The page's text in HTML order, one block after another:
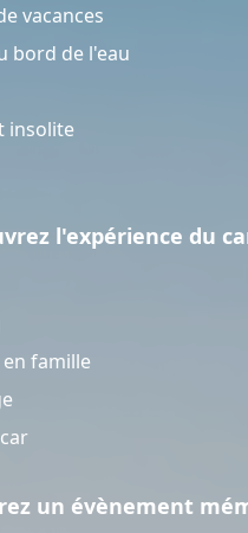
vacances
bord de l'eau
insolite
l'expérience du
en famille
un évènement